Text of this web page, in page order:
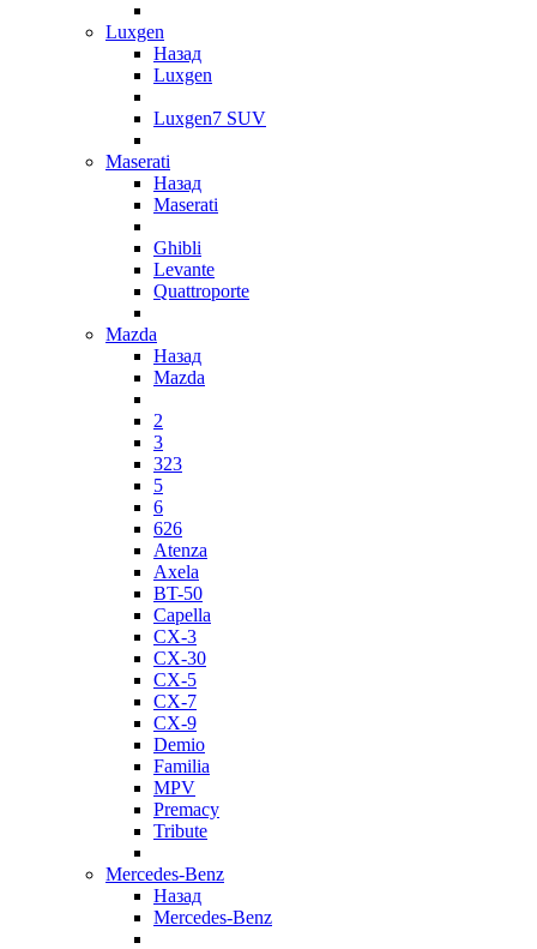
Luxgen
Назад
Luxgen
Luxgen7 SUV
Maserati
Назад
Maserati
Ghibli
Levante
Quattroporte
Mazda
Назад
Mazda
2
3
323
5
6
626
Atenza
Axela
BT-50
Capella
CX-3
CX-30
CX-5
CX-7
CX-9
Demio
Familia
MPV
Premacy
Tribute
Mercedes-Benz
Назад
Mercedes-Benz